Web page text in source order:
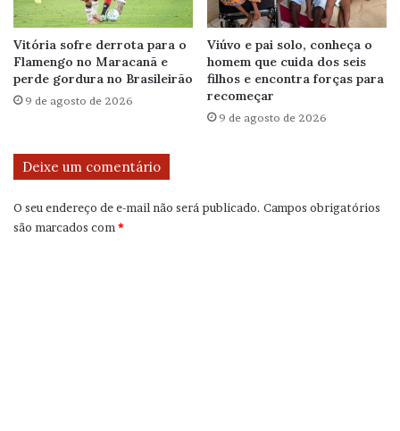
Vitória sofre derrota para o
Flamengo no Maracanã e
perde gordura no Brasileirão
9 de agosto de 2026
Viúvo e pai solo, conheça o
homem que cuida dos seis
filhos e encontra forças para
recomeçar
9 de agosto de 2026
Deixe um comentário
O seu endereço de e-mail não será publicado. Campos obrigatórios
são marcados com*